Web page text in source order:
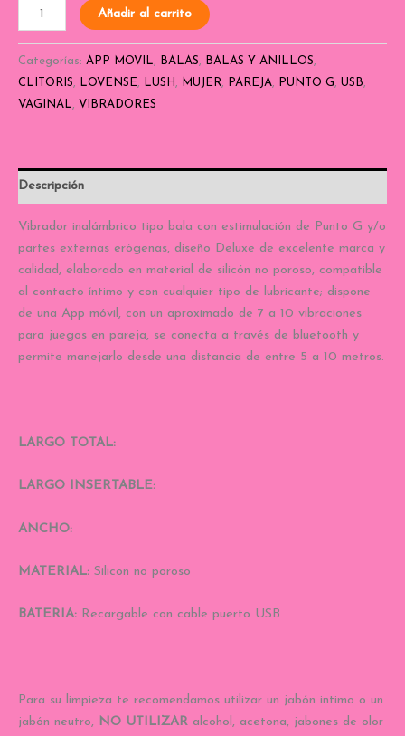
Añadir al carrito
Categorías: APP MOVIL, BALAS, BALAS Y ANILLOS,
CLITORIS, LOVENSE, LUSH , MUJER, PAREJA, PUNTO G, USB,
VAGINAL, VIBRADORES
Descripción
Vibrador inalámbrico tipo bala con estimulación de Punto G y/o
partes externas erógenas, diseño Deluxe de excelente marca y
calidad, elaborado en material de silicón no poroso, compatible
al contacto íntimo y con cualquier tipo de lubricante; dispone
de una App móvil, con un aproximado de 7 a 10 vibraciones
para juegos en pareja, se conecta a través de bluetooth y
permite manejarlo desde una distancia de entre 5 a 10 metros.
LARGO TOTAL:
LARGO INSERTABLE:
ANCHO:
MATERIAL: Silicon no poroso
BATERIA: Recargable con cable puerto USB
Para su limpieza te recomendamos utilizar un jabón intimo o un
jabón neutro, NO UTILIZAR alcohol, acetona, jabones de olor